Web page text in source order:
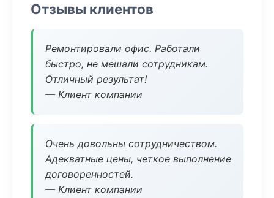
Отзывы клиентов
Ремонтировали офис. Работали
быстро, не мешали сотрудникам.
Отличный результат!
— Клиент компании
Очень довольны сотрудничеством.
Адекватные цены, четкое выполнение
договоренностей.
— Клиент компании